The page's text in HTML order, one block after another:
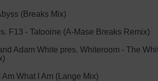
(Breaks Mix)
F13 - Tatooine (A-Mase Breaks Remix)
Adam White pres. Whiteroom - The
Am What I Am (Lange Mix)